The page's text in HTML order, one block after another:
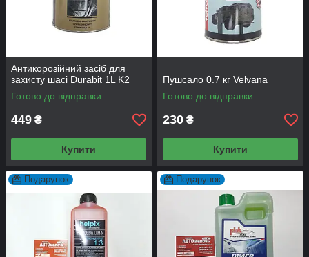
Антикорозійний засіб для
захисту шасі Durabit 1L K2
Готово до відправки
449 ₴
Купити
Пушсало 0.7 кг Velvana
Готово до відправки
230 ₴
Купити
Подарунок Подарунок